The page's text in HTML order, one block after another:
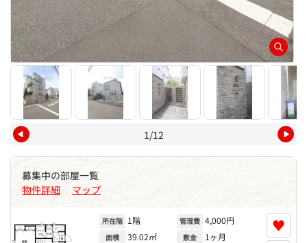
1/12
募集中の部屋一覧
物件詳細 | マップ
所在階 1階
面積 39.02㎡
管理費 4,000円
敷金 1ヶ月
♥